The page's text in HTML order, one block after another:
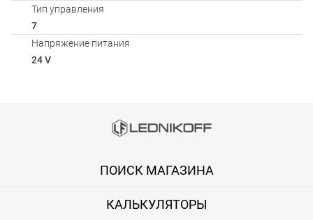
Тип управления
7
Напряжение питания
24 V
Вы можете оплатить покупку на сайте банковской картой
Оплата при получении
ПОИСК МАГАЗИНА
КАЛЬКУЛЯТОРЫ